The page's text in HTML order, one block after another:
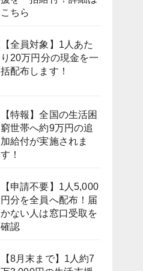
こちら
【全員対象】1人あた
り20万円分の現金を一
括配布します！
【特報】全国の生活困
窮世帯へ約9万円の追
加給付が実施されま
す！
【申請不要】1人5,000
円分を全員へ配布！届
かない人は窓口受取を
確認
【8月末まで】1人約7